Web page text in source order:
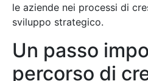
le aziende nei processi di
sviluppo strategico.
Un passo
percorso di